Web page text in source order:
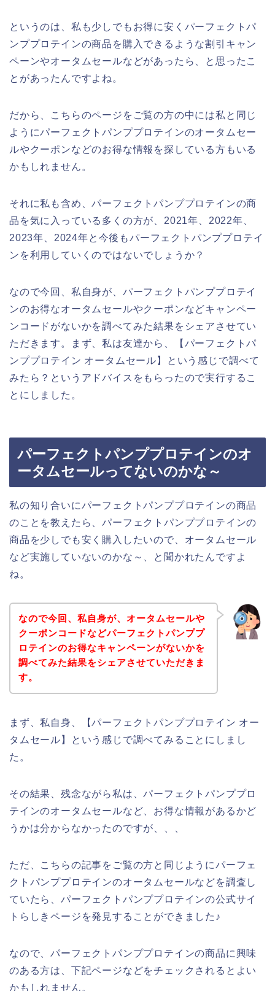
というのは、私も少しでもお得に安くパーフェクトパ
ンププロテインの商品を購入できるような割引キャン
ペーンやオータムセールなどがあったら、と思ったこ
とがあったんですよね。
だから、こちらのページをご覧の方の中には私と同じ
ようにパーフェクトパンププロテインのオータムセー
ルやクーポンなどのお得な情報を探している方もいる
かもしれません。
それに私も含め、パーフェクトパンププロテインの商
品を気に入っている多くの方が、2021年、2022年、
2023年、2024年と今後もパーフェクトパンププロテイ
ンを利用していくのではないでしょうか？
なので今回、私自身が、パーフェクトパンププロテイ
ンのお得なオータムセールやクーポンなどキャンペー
ンコードがないかを調べてみた結果をシェアさせてい
ただきます。まず、私は友達から、【パーフェクトパ
ンププロテイン オータムセール】という感じで調べて
みたら？というアドバイスをもらったので実行するこ
とにしました。
パーフェクトパンププロテインのオ
ータムセールってないのかな～
私の知り合いにパーフェクトパンププロテインの商品
のことを教えたら、パーフェクトパンププロテインの
商品を少しでも安く購入したいので、オータムセール
など実施していないのかな～、と聞かれたんですよ
ね。
なので今回、私自身が、オータムセールや
クーポンコードなどパーフェクトパンププ
ロテインのお得なキャンペーンがないかを
調べてみた結果をシェアさせていただきま
す。
まず、私自身、【パーフェクトパンププロテイン オー
タムセール】という感じで調べてみることにしまし
た。
その結果、残念ながら私は、パーフェクトパンププロ
テインのオータムセールなど、お得な情報があるかど
うかは分からなかったのですが、、、
ただ、こちらの記事をご覧の方と同じようにパーフェ
クトパンププロテインのオータムセールなどを調査し
ていたら、パーフェクトパンププロテインの公式サイ
トらしきページを発見することができました♪
なので、パーフェクトパンププロテインの商品に興味
のある方は、下記ページなどをチェックされるとよい
かもしれません。